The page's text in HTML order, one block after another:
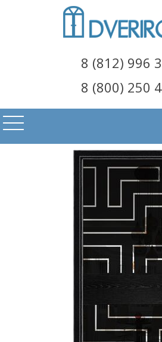
8 (812) 996
8 (800) 250